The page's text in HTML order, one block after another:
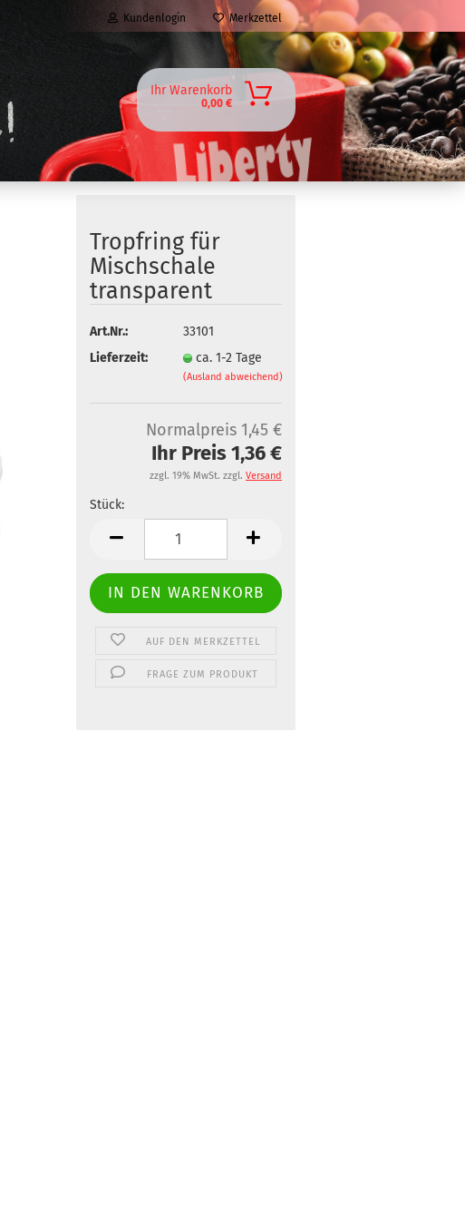
Kundenlogin Merkzettel
Ihr Warenkorb
0,00 €
Tropfring für
Mischschale
transparent
Art.Nr.:
33101
Lieferzeit:
ca. 1-2 Tage
(Ausland abweichend)
Normalpreis 1,45 €
Ihr Preis 1,36 €
zzgl. 19% MwSt. zzgl. Versand
Stück:
Stück
AUF DEN MERKZETTEL
FRAGE ZUM PRODUKT